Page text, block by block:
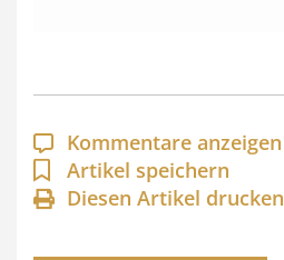
p
a
n
n
Kommentare anzeigen
Artikel speichern
Diesen Artikel drucken